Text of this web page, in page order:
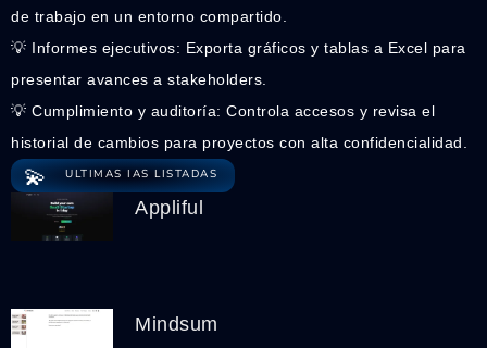
de trabajo en un entorno compartido.
💡 Informes ejecutivos: Exporta gráficos y tablas a Excel para
presentar avances a stakeholders.
💡 Cumplimiento y auditoría: Controla accesos y revisa el
historial de cambios para proyectos con alta confidencialidad.
💫 ULTIMAS IAS LISTADAS
Appliful
Mindsum